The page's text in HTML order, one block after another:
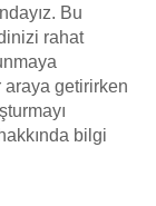
Bu
rahat
araya getirirken
bilgi